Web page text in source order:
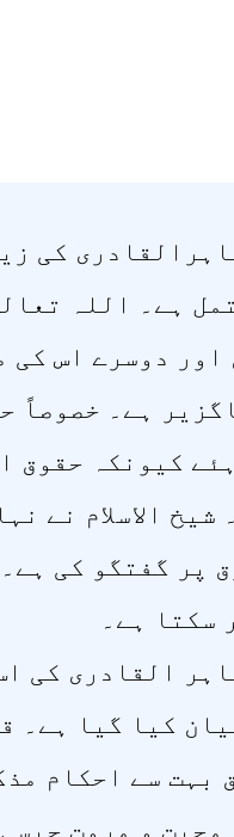
کی
ہے۔ اللہ
اور دوسرے اس
ہے۔ خصوصاً
کیونکہ حقوق
الاسلام نے
پر گفتگو کی
سکتا ہے۔
القادری کی
کیا گیا
بہت سے احکام
محبت و مروت